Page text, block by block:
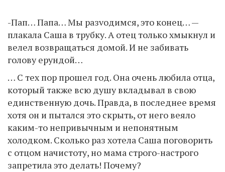
-Пап… Папа… Мы разvодимся, это конец… —
плакала Саша в трубку. А отец только хмыкнул и
велел возвращаться домой. И не забивать
голову ерундой…
… С тех пор прошел год. Она очень любила отца,
который также всю душу вкладывал в свою
единственную дочь. Правда, в последнее время
хотя он и пытался это скрыть, от него веяло
каким-то непривычным и непонятным
холодком. Сколько раз хотела Саша поговорить
с отцом начистоту, но мама строго-настрого
запретила это делать! Почему?